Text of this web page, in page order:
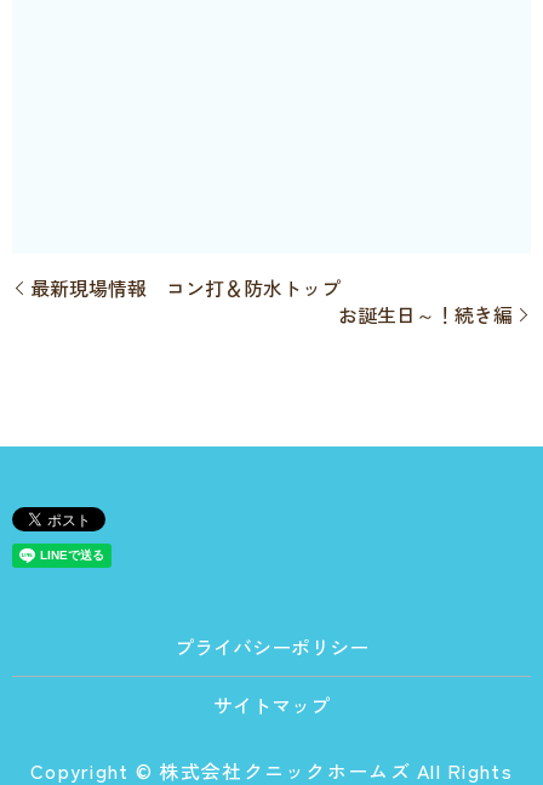
最新現場情報 コン打＆防水トップ
お誕生日～！続き編
プライバシーポリシー
サイトマップ
Copyright © 株式会社クニックホームズ All Rights